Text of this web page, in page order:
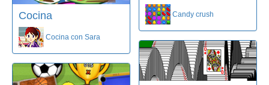
Cocina
Cocina con Sara
Candy crush